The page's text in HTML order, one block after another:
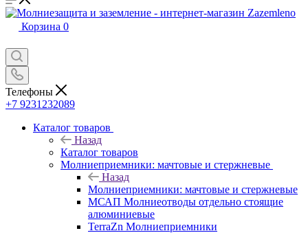
Корзина 0
Телефоны
+7 9231232089
Каталог товаров
Назад
Каталог товаров
Молниеприемники: мачтовые и стержневые
Назад
Молниеприемники: мачтовые и стержневые
МСАП Молниеотводы отдельно стоящие
алюминиевые
TerraZn Молниеприемники